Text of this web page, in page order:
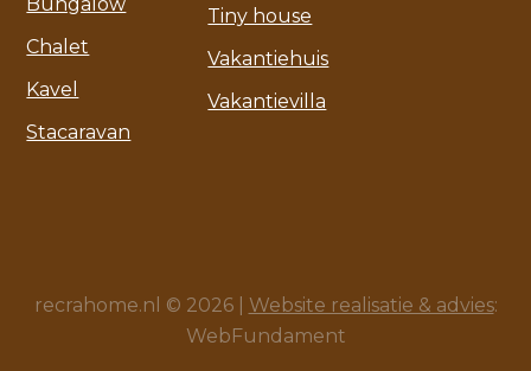
Chalet
Kavel
Stacaravan
Tiny house
Vakantiehuis
Vakantievilla
recrahome.nl © 2026 | Website realisatie & advies:
WebFundament